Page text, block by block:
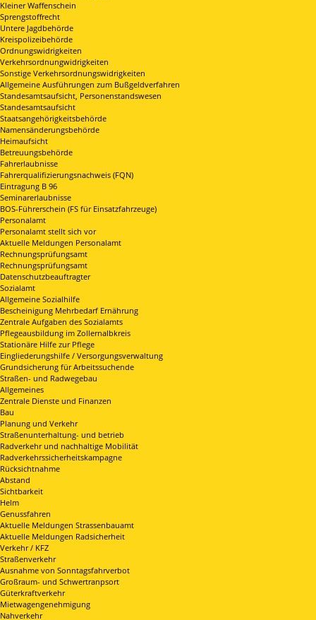
Kleiner Waffenschein
Sprengstoffrecht
Untere Jagdbehörde
Kreispolizeibehörde
Ordnungswidrigkeiten
Verkehrsordnungwidrigkeiten
Sonstige Verkehrsordnungswidrigkeiten
Allgemeine Ausführungen zum Bußgeldverfahren
Standesamtsaufsicht, Personenstandswesen
Standesamtsaufsicht
Staatsangehörigkeitsbehörde
Namensänderungsbehörde
Heimaufsicht
Betreuungsbehörde
Fahrerlaubnisse
Fahrerqualifizierungsnachweis (FQN)
Eintragung B 96
Seminarerlaubnisse
BOS-Führerschein (FS für Einsatzfahrzeuge)
Personalamt
Personalamt stellt sich vor
Aktuelle Meldungen Personalamt
Rechnungsprüfungsamt
Rechnungsprüfungsamt
Datenschutzbeauftragter
Sozialamt
Allgemeine Sozialhilfe
Bescheinigung Mehrbedarf Ernährung
Zentrale Aufgaben des Sozialamts
Pflegeausbildung im Zollernalbkreis
Stationäre Hilfe zur Pflege
Eingliederungshilfe / Versorgungsverwaltung
Grundsicherung für Arbeitssuchende
Straßen- und Radwegebau
Allgemeines
Zentrale Dienste und Finanzen
Bau
Planung und Verkehr
Straßenunterhaltung- und betrieb
Radverkehr und nachhaltige Mobilität
Radverkehrssicherheitskampagne
Rücksichtnahme
Abstand
Sichtbarkeit
Helm
Genussfahren
Aktuelle Meldungen Strassenbauamt
Aktuelle Meldungen Radsicherheit
Verkehr / KFZ
Straßenverkehr
Ausnahme von Sonntagsfahrverbot
Großraum- und Schwertranpsort
Güterkraftverkehr
Mietwagengenehmigung
Nahverkehr